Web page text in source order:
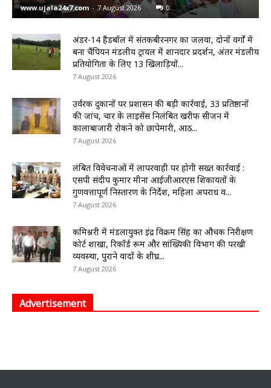
www.ujala24x7.com - 7 August 2026 0
अंडर-14 हैंडबॉल में संतकबीरनगर का जलवा, दोनों वर्गों में
बना चैंपियन मंडलीय ट्रायल में शानदार प्रदर्शन, अंतर मंडलीय
प्रतियोगिता के लिए 13 खिलाड़ियों...
7 August 2026
उर्वरक दुकानों पर प्रशासन की बड़ी कार्रवाई, 33 प्रतिष्ठानों
की जांच, चार के लाइसेंस निलंबित खरीफ सीजन में
कालाबाजारी रोकने को छापेमारी, आठ...
7 August 2026
लंबित विवेचनाओं में लापरवाही पर होगी सख्त कार्रवाई :
एसपी संदीप कुमार मीना आईजीआरएस शिकायतों के
गुणवत्तापूर्ण निस्तारण के निर्देश, महिला अपराध व...
7 August 2026
कमिश्नरी में मंडलायुक्त इंद्र विक्रम सिंह का औचक निरीक्षण
कोर्ट शाखा, रिकॉर्ड रूम और सांख्यिकी विभाग की परखी
व्यवस्था, पुराने वादों के शीघ्र...
7 August 2026
Advertisement